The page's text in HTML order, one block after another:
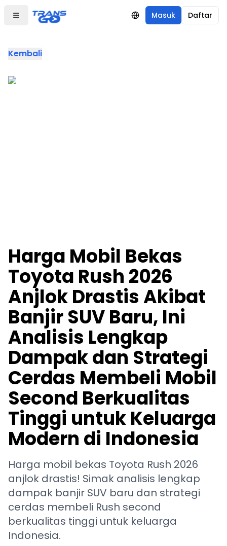
Masuk Daftar
Kembali
Harga Mobil Bekas
Toyota Rush 2026
Anjlok Drastis Akibat
Banjir SUV Baru, Ini
Analisis Lengkap
Dampak dan Strategi
Cerdas Membeli Mobil
Second Berkualitas
Tinggi untuk Keluarga
Modern di Indonesia
Harga mobil bekas Toyota Rush 2026
anjlok drastis! Simak analisis lengkap
dampak banjir SUV baru dan strategi
cerdas membeli Rush second
berkualitas tinggi untuk keluarga
Indonesia.